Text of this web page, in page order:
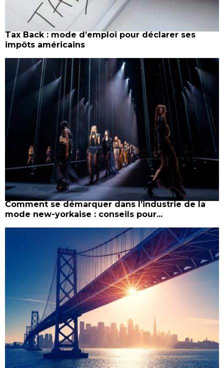
Tax Back : mode d’emploi pour déclarer ses
impôts américains
Comment se démarquer dans l’industrie de la
mode new-yorkaise : conseils pour...